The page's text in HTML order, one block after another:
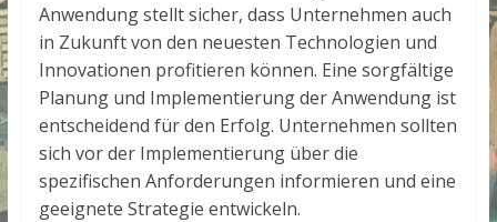
Anwendung stellt sicher, dass Unternehmen auch
in Zukunft von den neuesten Technologien und
Innovationen profitieren können. Eine sorgfältige
Planung und Implementierung der Anwendung ist
entscheidend für den Erfolg. Unternehmen sollten
sich vor der Implementierung über die
spezifischen Anforderungen informieren und eine
geeignete Strategie entwickeln.